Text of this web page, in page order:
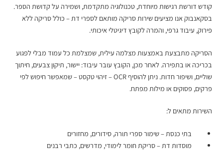
קודש דורשת רגישות מיוחדת, טכנולוגיה מתקדמת, ושמירה על קדושת הספר.
בסקאנבוק אנו מציעים שירות סריקה מותאם לספרי דת – כולל סריקה ללא
פירוק, עיבוד גרפי, והמרה לקובץ דיגיטלי איכותי.
הסריקה מתבצעת באמצעות מצלמה עילית, שמצלמת כל עמוד מבלי לפגוע
בכריכה או בתפירה. לאחר מכן, הקובץ עובר עיבוד: יישור, תיקון צבעים, חיתוך
שוליים, ושיפור חדות. ניתן להוסיף OCR – זיהוי טקסט – שמאפשר חיפוש לפי
פרקים, פסוקים או מילות מפתח.
השירות מתאים ל:
בתי כנסת – שימור ספרי תורה, סידורים, מחזורים
מוסדות דת – סריקת חומר לימודי, מדרשים, כתבי רבנים